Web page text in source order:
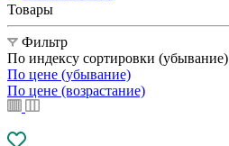
Товары
Фильтр
По индексу сортировки (убывание)
По цене (убывание)
По цене (возрастание)